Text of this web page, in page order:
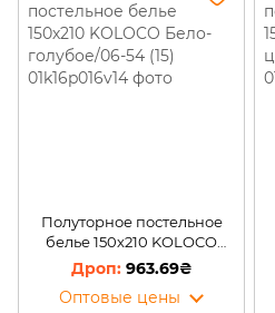
Полуторное постельное
белье 150х210 KOLOCO
Бело-голубое/06-54 (15)
963.69₴
Оптовые цены